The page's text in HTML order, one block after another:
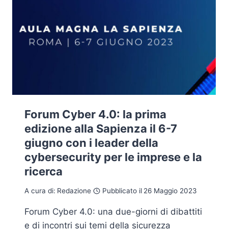
Forum Cyber 4.0: la prima
edizione alla Sapienza il 6-7
giugno con i leader della
cybersecurity per le imprese e la
ricerca
A cura di: Redazione Pubblicato il 26 Maggio 2023
Forum Cyber 4.0: una due-giorni di dibattiti
e di incontri sui temi della sicurezza